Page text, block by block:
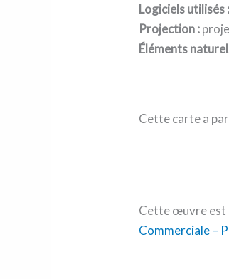
Logiciels utilisés :
Projection :
Éléments
Cette carte a
Cette œuvre est
Commerciale –